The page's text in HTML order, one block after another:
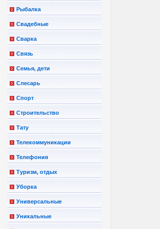
Рыбалка
Свадебные
Сварка
Связь
Семья, дети
Слесарь
Спорт
Строительство
Тату
Телекоммуникации
Телефония
Туризм, отдых
Уборка
Универсальные
Уникальные